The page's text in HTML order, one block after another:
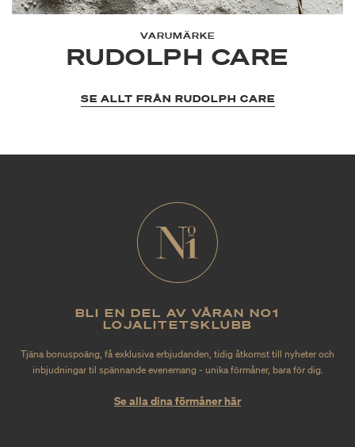
VARUMÄRKE
RUDOLPH CARE
SE ALLT FRÅN RUDOLPH CARE
BLI EN DEL AV VÅRAN NO1
LOJALITETSKLUBB
Tjäna bonuspoäng, få exklusiva erbjudanden, tidig åtkomst till nyheter och
inbjudningar til spännande evenemang - unika förmåner, bara för dig.
Se alla dina förmåner här